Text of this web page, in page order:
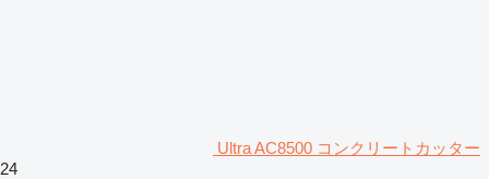
Ultra AC8500 コンクリートカッター
24